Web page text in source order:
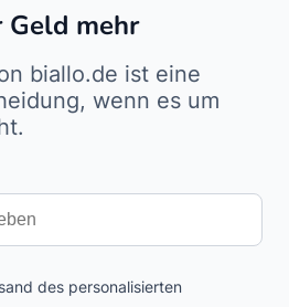
Geld mehr
biallo.de ist eine
wenn es um
des personalisierten